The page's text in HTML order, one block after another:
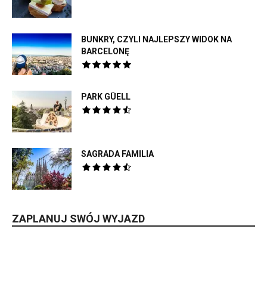
BUNKRY, CZYLI NAJLEPSZY WIDOK NA
BARCELONĘ
PARK GÜELL
SAGRADA FAMILIA
ZAPLANUJ SWÓJ WYJAZD